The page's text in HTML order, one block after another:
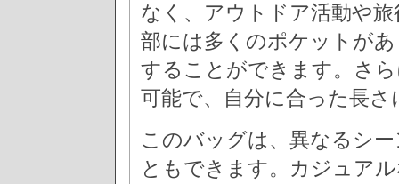
なく、アウトドア活動や
部には多くのポケットが
することができます。さ
可能で、自分に合った長
このバッグは、異なるシ
ともできます。カジュア